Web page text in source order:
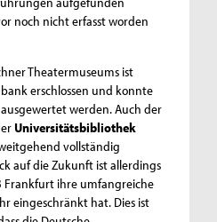
noch nicht erfasst worden
Theatermuseums ist
erschlossen und konnte
werden. Auch der
Universitätsbibliothek
vollständig
auf die Zukunft ist allerdings
Frankfurt ihre umfangreiche
eingeschränkt hat. Dies ist